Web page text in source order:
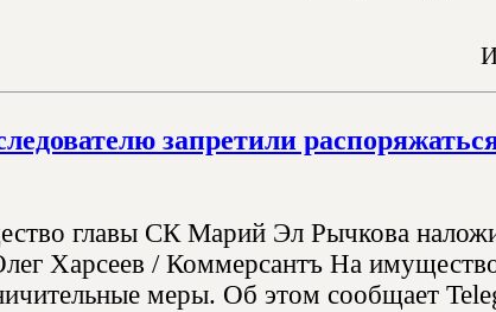
запретили
главы СК Марий Эл Рычкова
Харсеев / Коммерсантъ На
меры. Об этом сообщает